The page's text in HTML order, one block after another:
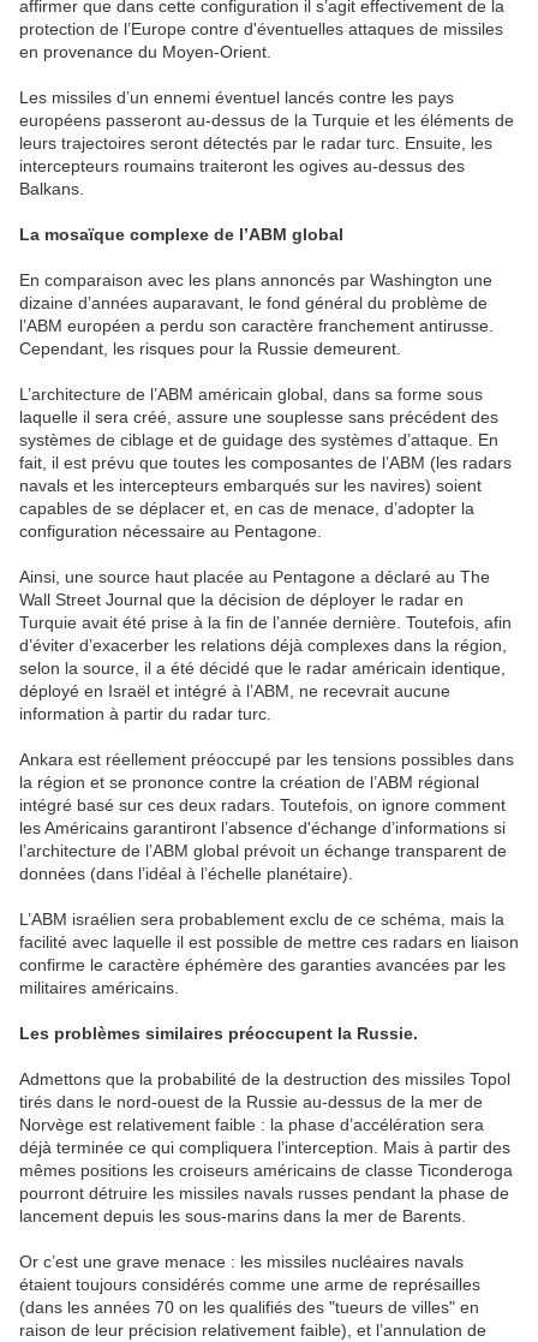
affirmer que dans cette configuration il s’agit effectivement de la
protection de l’Europe contre d'éventuelles attaques de missiles
en provenance du Moyen-Orient.
Les missiles d’un ennemi éventuel lancés contre les pays
européens passeront au-dessus de la Turquie et les éléments de
leurs trajectoires seront détectés par le radar turc. Ensuite, les
intercepteurs roumains traiteront les ogives au-dessus des
Balkans.
La mosaïque complexe de l’ABM global
En comparaison avec les plans annoncés par Washington une
dizaine d’années auparavant, le fond général du problème de
l’ABM européen a perdu son caractère franchement antirusse.
Cependant, les risques pour la Russie demeurent.
L’architecture de l’ABM américain global, dans sa forme sous
laquelle il sera créé, assure une souplesse sans précédent des
systèmes de ciblage et de guidage des systèmes d’attaque. En
fait, il est prévu que toutes les composantes de l’ABM (les radars
navals et les intercepteurs embarqués sur les navires) soient
capables de se déplacer et, en cas de menace, d’adopter la
configuration nécessaire au Pentagone.
Ainsi, une source haut placée au Pentagone a déclaré au The
Wall Street Journal que la décision de déployer le radar en
Turquie avait été prise à la fin de l’année dernière. Toutefois, afin
d’éviter d’exacerber les relations déjà complexes dans la région,
selon la source, il a été décidé que le radar américain identique,
déployé en Israël et intégré à l’ABM, ne recevrait aucune
information à partir du radar turc.
Ankara est réellement préoccupé par les tensions possibles dans
la région et se prononce contre la création de l’ABM régional
intégré basé sur ces deux radars. Toutefois, on ignore comment
les Américains garantiront l’absence d'échange d’informations si
l’architecture de l’ABM global prévoit un échange transparent de
données (dans l’idéal à l’échelle planétaire).
L’ABM israélien sera probablement exclu de ce schéma, mais la
facilité avec laquelle il est possible de mettre ces radars en liaison
confirme le caractère éphémère des garanties avancées par les
militaires américains.
Les problèmes similaires préoccupent la Russie.
Admettons que la probabilité de la destruction des missiles Topol
tirés dans le nord-ouest de la Russie au-dessus de la mer de
Norvège est relativement faible : la phase d’accélération sera
déjà terminée ce qui compliquera l’interception. Mais à partir des
mêmes positions les croiseurs américains de classe Ticonderoga
pourront détruire les missiles navals russes pendant la phase de
lancement depuis les sous-marins dans la mer de Barents.
Or c’est une grave menace : les missiles nucléaires navals
étaient toujours considérés comme une arme de représailles
(dans les années 70 on les qualifiés des "tueurs de villes" en
raison de leur précision relativement faible), et l’annulation de